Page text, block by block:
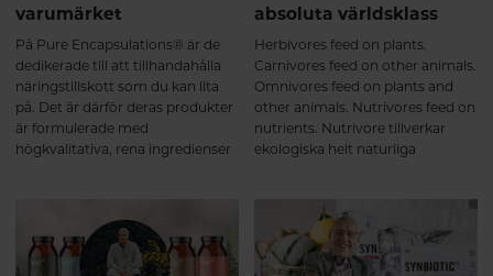
varumärket
På Pure Encapsulations® är de
dedikerade till att tillhandahålla
näringstillskott som du kan lita
på. Det är därför deras produkter
är formulerade med
högkvalitativa, rena ingredienser
absoluta världsklass
Herbivores feed on plants.
Carnivores feed on other animals.
Omnivores feed on plants and
other animals. Nutrivores feed on
nutrients. Nutrivore tillverkar
ekologiska helt naturliga
planeten. Häng med så berättar
vi mer!